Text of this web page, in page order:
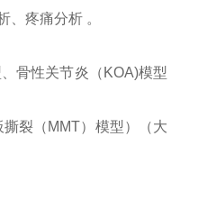
疼痛分析 。
骨性关节炎（KOA)模型
裂（MMT）模型）（大